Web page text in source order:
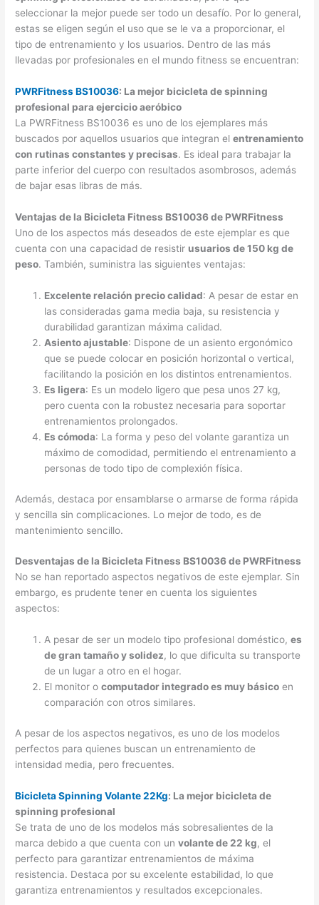
seleccionar la mejor puede ser todo un desafío. Por lo general,
estas se eligen según el uso que se le va a proporcionar, el
tipo de entrenamiento y los usuarios. Dentro de las más
llevadas por profesionales en el mundo fitness se encuentran:
PWRFitness BS10036: La mejor bicicleta de spinning
profesional para ejercicio aeróbico
La PWRFitness BS10036 es uno de los ejemplares más
buscados por aquellos usuarios que integran elentrenamiento
con rutinas constantes y precisas. Es ideal para trabajar la
parte inferior del cuerpo con resultados asombrosos, además
de bajar esas libras de más.
Ventajas de la Bicicleta Fitness BS10036 de PWRFitness
Uno de los aspectos más deseados de este ejemplar es que
cuenta con una capacidad de resistir usuarios de 150 kg de
peso. También, suministra las siguientes ventajas:
Excelente relación precio calidad: A pesar de estar en
las consideradas gama media baja, su resistencia y
durabilidad garantizan máxima calidad.
Asiento ajustable: Dispone de un asiento ergonómico
que se puede colocar en posición horizontal o vertical,
facilitando la posición en los distintos entrenamientos.
Es ligera: Es un modelo ligero que pesa unos 27 kg,
pero cuenta con la robustez necesaria para soportar
entrenamientos prolongados.
Es cómoda: La forma y peso del volante garantiza un
máximo de comodidad, permitiendo el entrenamiento a
personas de todo tipo de complexión física.
Además, destaca por ensamblarse o armarse de forma rápida
y sencilla sin complicaciones. Lo mejor de todo, es de
mantenimiento sencillo.
Desventajas de la Bicicleta Fitness BS10036 de PWRFitness
No se han reportado aspectos negativos de este ejemplar. Sin
embargo, es prudente tener en cuenta los siguientes
aspectos:
A pesar de ser un modelo tipo profesional doméstico,es
de gran tamaño y solidez, lo que dificulta su transporte
de un lugar a otro en el hogar.
El monitor ocomputador integrado es muy básico en
comparación con otros similares.
A pesar de los aspectos negativos, es uno de los modelos
perfectos para quienes buscan un entrenamiento de
intensidad media, pero frecuentes.
Bicicleta Spinning Volante 22Kg: La mejor bicicleta de
spinning profesional
Se trata de uno de los modelos más sobresalientes de la
marca debido a que cuenta con unvolante de 22 kg, el
perfecto para garantizar entrenamientos de máxima
resistencia. Destaca por su excelente estabilidad, lo que
garantiza entrenamientos y resultados excepcionales.